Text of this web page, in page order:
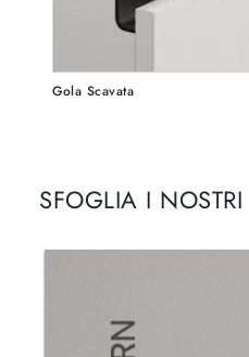
Gola Scavata
SFOGLIA I